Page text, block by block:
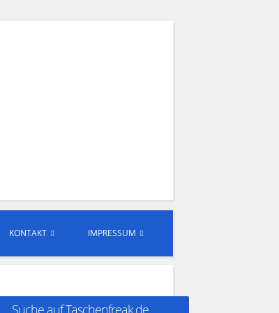
KONTAKT IMPRESSUM
Suche auf Taschenfreak.de